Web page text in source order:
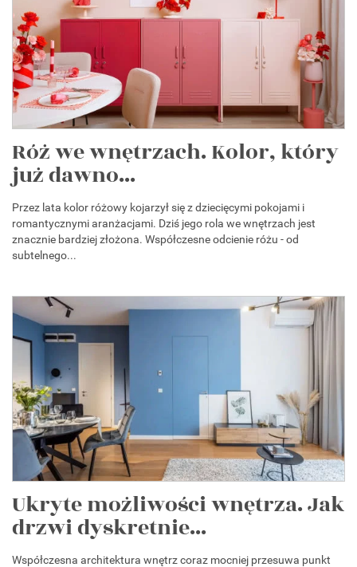
Róż we wnętrzach. Kolor, który
już dawno...
Przez lata kolor różowy kojarzył się z dziecięcymi pokojami i
romantycznymi aranżacjami. Dziś jego rola we wnętrzach jest
znacznie bardziej złożona. Współczesne odcienie różu - od
subtelnego...
Ukryte możliwości wnętrza. Jak
drzwi dyskretnie...
Współczesna architektura wnętrz coraz mocniej przesuwa punkt